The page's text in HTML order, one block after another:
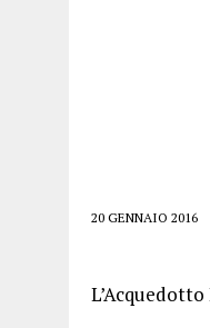
20 GENNAIO 2016